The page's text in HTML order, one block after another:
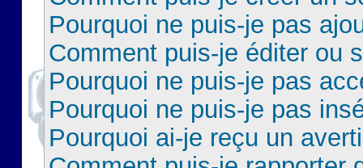
Pourquoi ne puis-je pas
Comment puis-je éditer ou
Pourquoi ne puis-je pas
Pourquoi ne puis-je pas
Pourquoi ai-je reçu un